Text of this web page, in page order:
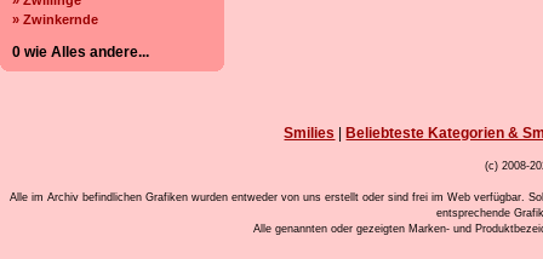
» Zwinkernde
0 wie Alles andere...
Smilies Beliebteste Kategorien &
(c) 2008-
Alle im Archiv befindlichen Grafiken wurden entweder von uns erstellt oder sind frei im Web verfügbar.
entsprechende
Alle genannten oder gezeigten Marken- und